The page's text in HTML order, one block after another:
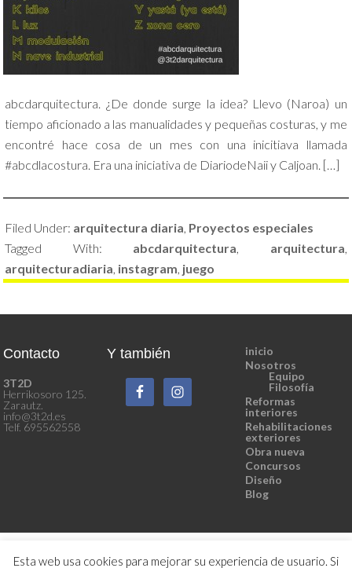
abcdarquitectura. ¿De donde surge la idea? Llevo (Naroa) un
tiempo aficionado a las manualidades y pequeñas costuras, y me
encontré hace cosa de un mes con una inicitiava llamada
#abcdlacostura. Era una iniciativa de DiariodeNaii y Caljoan. […]
Filed Under: arquitectura diaria, Proyectos especiales
Tagged With: abcdarquitectura, arquitectura,
arquitecturadiaria, instagram, juego
Contacto
3T2D
Herrikosoro 125.
Zarautz.
info@3t2d.es
Telf. 695562558
Y también
inicio
Nosotros
Equipo
Filosofía
Reformas
interiores
Rehabilitaciones
exteriores
Obra nueva
Concursos
Diseño
Blog
Esta web usa cookies para mejorar su experiencia de usuario. Si